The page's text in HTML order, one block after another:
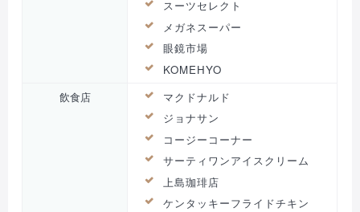
スーツセレクト
メガネスーパー
眼鏡市場
KOMEHYO
飲食店
マクドナルド
ジョナサン
コージーコーナー
サーティワンアイスクリーム
上島珈琲店
ケンタッキーフライドチキン